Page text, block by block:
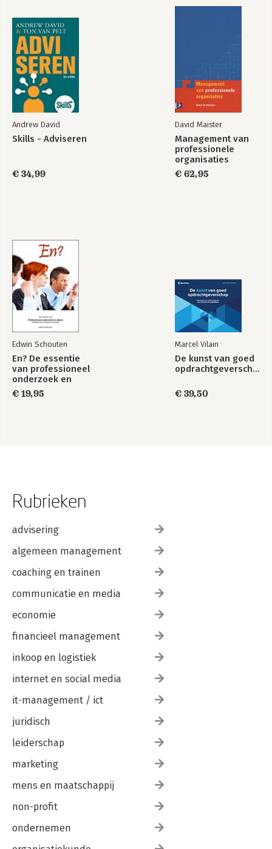
Andrew David
Skills - Adviseren
€ 34,99
David Maister
Management van
professionele
organisaties
€ 62,95
Edwin Schouten
En? De essentie
van professioneel
onderzoek en
advies, Handboek
voor studenten en
€ 19,95
Marcel Vilain
De kunst van goed
opdrachtgeverschap
€ 39,50
Rubrieken
advisering
algemeen management
coaching en trainen
communicatie en media
economie
financieel management
inkoop en logistiek
internet en social media
it-management / ict
juridisch
leiderschap
marketing
mens en maatschappij
non-profit
ondernemen